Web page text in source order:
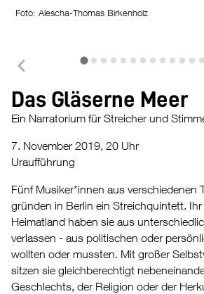
Foto: Alescha-Thomas Birkenholz
Das Gläserne Meer
Ein Narratorium für Streicher und
7. November 2019, 20 Uhr
Uraufführung
Fünf Musiker*innen aus verschiedenen
gründen in Berlin ein Streichquintett. Ihr
Heimatland haben sie aus
verlassen - aus politischen oder
wollten oder mussten. Mit großer
sitzen sie gleichberechtigt
Geschlechts, der Religion oder der